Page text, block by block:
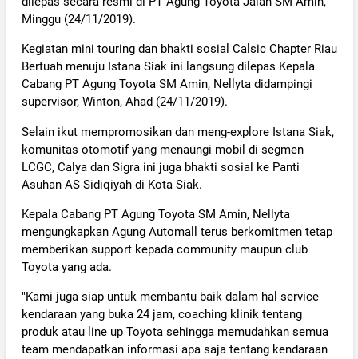
Minggu (24/11/2019).
Kegiatan mini touring dan bhakti sosial Calsic Chapter Riau
Bertuah menuju Istana Siak ini langsung dilepas Kepala
Cabang PT Agung Toyota SM Amin, Nellyta didampingi
supervisor, Winton, Ahad (24/11/2019).
Selain ikut mempromosikan dan meng-explore Istana Siak,
komunitas otomotif yang menaungi mobil di segmen
LCGC, Calya dan Sigra ini juga bhakti sosial ke Panti
Asuhan AS Sidiqiyah di Kota Siak.
Kepala Cabang PT Agung Toyota SM Amin, Nellyta
mengungkapkan Agung Automall terus berkomitmen tetap
memberikan support kepada community maupun club
Toyota yang ada.
"Kami juga siap untuk membantu baik dalam hal service
kendaraan yang buka 24 jam, coaching klinik tentang
produk atau line up Toyota sehingga memudahkan semua
team mendapatkan informasi apa saja tentang kendaraan